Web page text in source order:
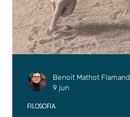
FILOSOFÍA
Benoit Mathot Flamand
9 jun